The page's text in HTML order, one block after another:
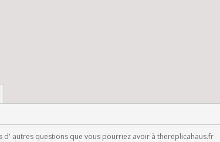
autres questions que vous pourriez avoir à thereplicahaus.fr